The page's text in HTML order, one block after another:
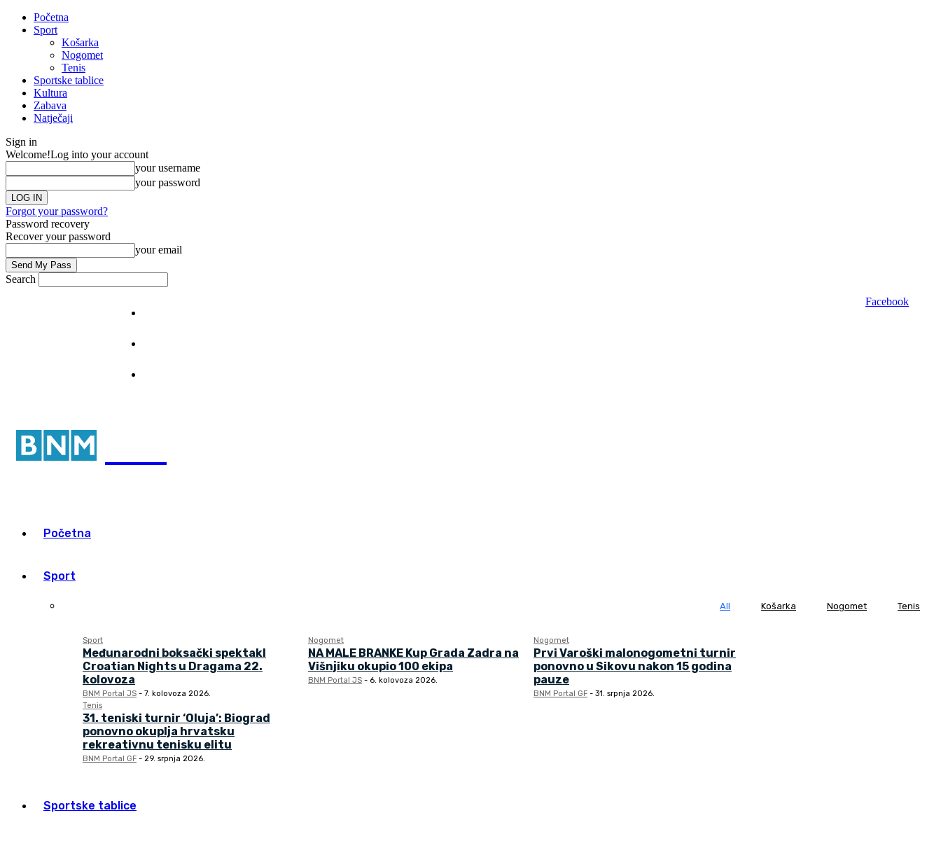
Početna
Sport
Košarka
Nogomet
Tenis
Sportske tablice
Kultura
Zabava
Natječaji
Sign in
Welcome!Log into your account
your username
your password
Forgot your password?
Password recovery
Recover your password
your email
Search
Facebook
Početna
Sport
All Košarka Nogomet Tenis
Sport
Međunarodni boksački spektakl
Croatian Nights u Dragama 22.
kolovoza
BNM Portal JS - 7. kolovoza 2026.
Nogomet
NA MALE BRANKE Kup Grada Zadra na
Višnjiku okupio 100 ekipa
BNM Portal JS - 6. kolovoza 2026.
Nogomet
Prvi Varoški malonogometni turnir
ponovno u Sikovu nakon 15 godina
pauze
BNM Portal GF - 31. srpnja 2026.
Tenis
31. teniski turnir ‘Oluja’: Biograd
ponovno okuplja hrvatsku
rekreativnu tenisku elitu
BNM Portal GF - 29. srpnja 2026.
Sportske tablice